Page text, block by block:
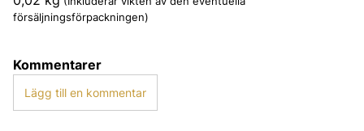
försäljningsförpackningen)
Kommentarer
Lägg till en kommentar